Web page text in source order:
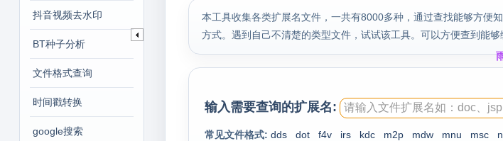
抖音视频去水印
BT种子分析
文件格式查询
时间戳转换
google搜索
本工具收集各类扩展名文件，一共有8000多种，通过查找能够方便
方式。遇到自己不清楚的类型文件，试试该工具。可以方便查到能够
输入需要查询的扩展名:
常见文件格式: dds dot f4v irs kdc m2p mdw mnu msc